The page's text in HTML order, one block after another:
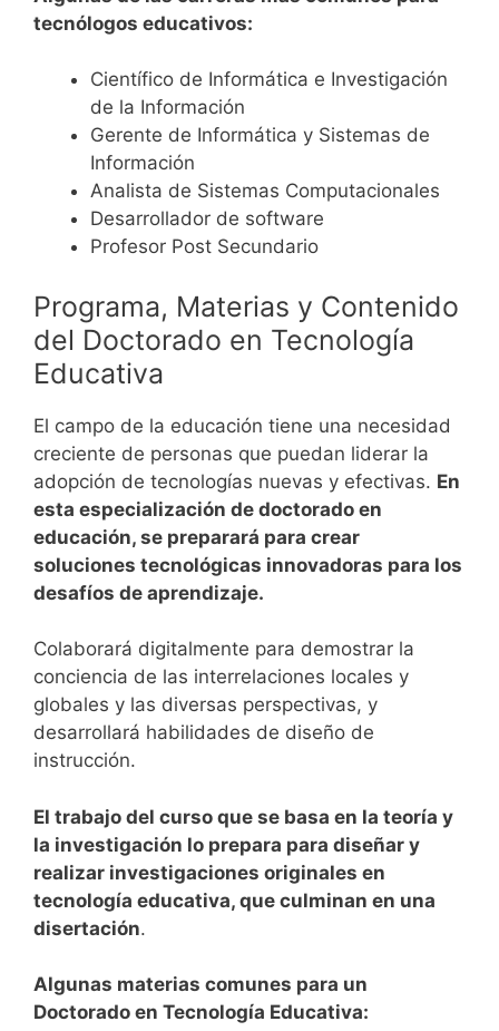
tecnólogos educativos:
Científico de Informática e Investigación
de la Información
Gerente de Informática y Sistemas de
Información
Analista de Sistemas Computacionales
Desarrollador de software
Profesor Post Secundario
Programa, Materias y Contenido
del Doctorado en Tecnología
Educativa
El campo de la educación tiene una necesidad
creciente de personas que puedan liderar la
adopción de tecnologías nuevas y efectivas. En
esta especialización de doctorado en
educación, se preparará para crear
soluciones tecnológicas innovadoras para los
desafíos de aprendizaje.
Colaborará digitalmente para demostrar la
conciencia de las interrelaciones locales y
globales y las diversas perspectivas, y
desarrollará habilidades de diseño de
instrucción.
El trabajo del curso que se basa en la teoría y
la investigación lo prepara para diseñar y
realizar investigaciones originales en
tecnología educativa, que culminan en una
disertación.
Algunas materias comunes para un
Doctorado en Tecnología Educativa: